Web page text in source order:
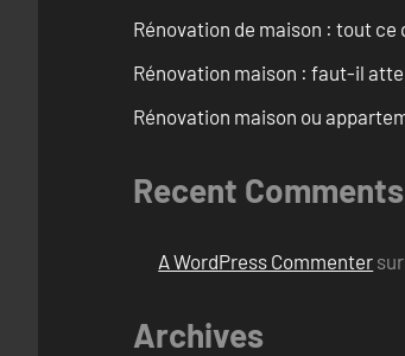
Rénovation de maison : tout ce
Rénovation maison : faut-il
Rénovation maison ou
Recent Comments
A WordPress Commenter sur
Archives